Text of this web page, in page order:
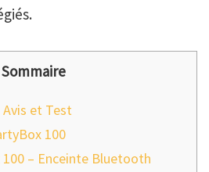
Sommaire
et Test
100
– Enceinte Bluetooth